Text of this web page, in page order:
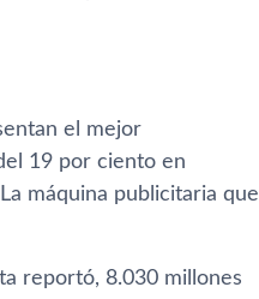
el mejor
19 por ciento en
máquina publicitaria que
reportó, 8.030 millones